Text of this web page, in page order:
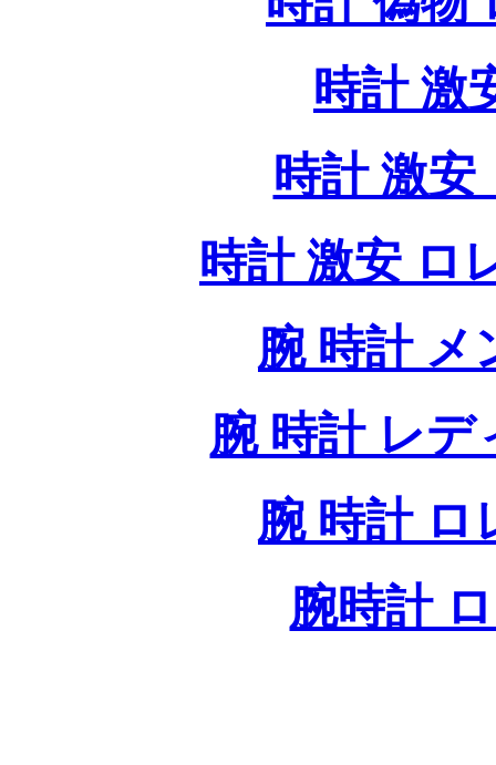
時計 激
時計 激安
時計 激安 ロ
腕 時計 メ
腕 時計 レデ
腕 時計 ロ
腕時計